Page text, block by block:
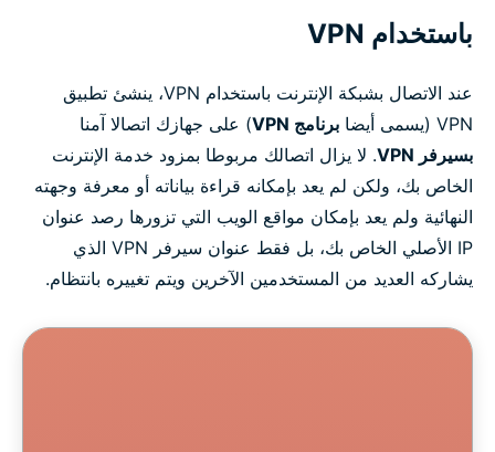
باستخدام VPN
عند الاتصال بشبكة الإنترنت باستخدام VPN، ينشئ تطبيق
VPN (يسمى أيضا
برنامج VPN
) على جهازك اتصالا آمنا
بسيرفر VPN
. لا يزال اتصالك مربوطا بمزود خدمة الإنترنت
الخاص بك، ولكن لم يعد بإمكانه قراءة بياناته أو معرفة وجهته
النهائية ولم يعد بإمكان مواقع الويب التي تزورها رصد عنوان
IP الأصلي الخاص بك، بل فقط عنوان سيرفر VPN الذي
يشاركه العديد من المستخدمين الآخرين ويتم تغييره بانتظام.